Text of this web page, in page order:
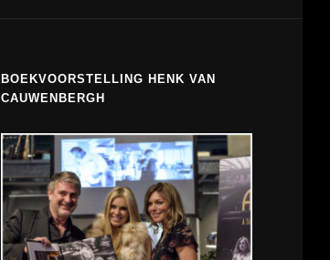
BOEKVOORSTELLING HENK VAN
CAUWENBERGH